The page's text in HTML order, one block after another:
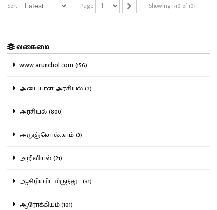
Sort Page Showing 1-10 of 101
வகைமை
www.arunchol.com (156)
அடையாள அரசியல் (2)
அரசியல் (800)
அருஞ்சொல்.காம் (3)
அறிவியல் (21)
ஆசிரியரிடமிருந்து... (31)
ஆரோக்கியம் (101)